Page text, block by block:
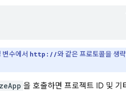
변수에서 http://와 같은 프로토콜을 생
을 호출하면 프로젝트 ID 및 기